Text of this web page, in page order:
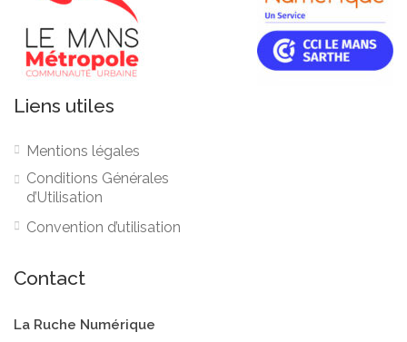
Liens utiles
Mentions légales
Conditions Générales
d’Utilisation
Convention d’utilisation
Contact
La Ruche Numérique